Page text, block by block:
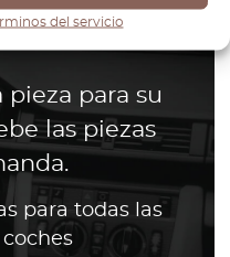
del servicio
para su
las piezas
para todas las